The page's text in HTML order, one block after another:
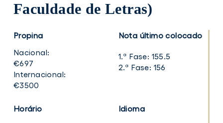
Faculdade de Letras)
Propina
Nacional:
€697
Internacional:
€3500
Nota último colocado
1.ª Fase: 155.5
2.ª Fase: 156
Horário Idioma